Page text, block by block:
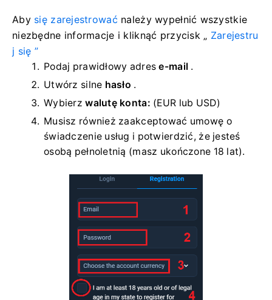
Aby się zarejestrować należy wypełnić wszystkie
niezbędne informacje i kliknąć przycisk „ Zarejestru
j się ”
Podaj prawidłowy adrese-mail .
Utwórz silne hasło .
Wybierzwalutę konta: (EUR lub USD)
Musisz również zaakceptować umowę o
świadczenie usług i potwierdzić, że jesteś
osobą pełnoletnią (masz ukończone 18 lat).